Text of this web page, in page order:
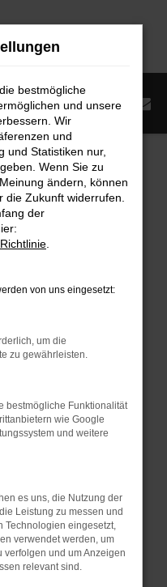
Error
dir helfen können:
und deine
wie Werbeblocker,
Seiten
einem privaten
zu beheben.
bestmögliche
und unsere
Wir
und
und Statistiken nur,
Wenn Sie zu
ändern, können
die Zukunft widerrufen.
der
von uns eingesetzt:
um die
zu gewährleisten.
bestmögliche Funktionalität
wie Google
und weitere
es uns, die Nutzung der
Leistung zu messen und
Technologien eingesetzt,
verwendet werden, um
verfolgen und um Anzeigen
relevant sind.